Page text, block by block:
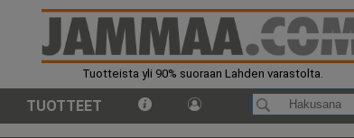
Tuotteista yli 90% suoraan Lahden varastolta.
TUOTTEET